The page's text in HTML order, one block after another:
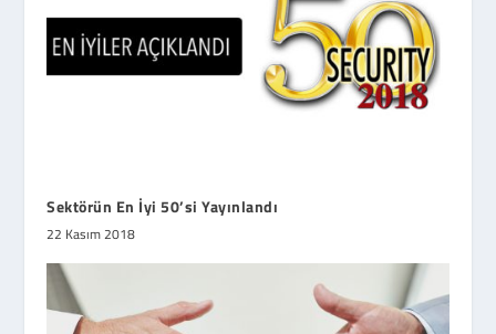
Sektörün En İyi 50’si Yayınlandı
22 Kasım 2018